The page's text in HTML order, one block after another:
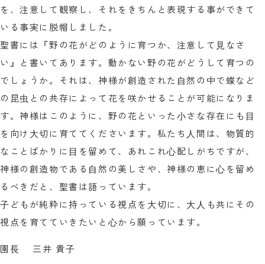
を、注意して観察し、それをきちんと表現する事ができて
いる事実に脱帽しました。
聖書には『野の花がどのように育つか、注意して⾒なさ
い』と書いてあります。動かない野の花がどうして育つの
でしょうか。それは、神様が創造された⾃然の中で蝶など
の昆⾍との共存によって花を咲かせることが可能になりま
す。神様はこのように、野の花といった⼩さな存在にも⽬
を向け⼤切に育ててくださいます。私たち⼈間は、物質的
なことばかりに⽬を留めて、あれこれ⼼配しがちですが、
神様の創造物である⾃然の美しさや、神様の恵に⼼を留め
るべきだと、聖書は語っています。
⼦どもが純粋に持っている視点を⼤切に、⼤⼈も共にその
視点を育てていきたいと⼼から願っています。
園⻑ 三井 貴⼦